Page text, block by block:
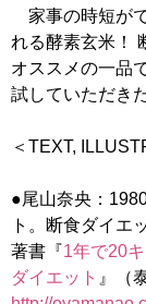
家事の時短が
れる酵素玄米！
オススメの一品
試していただき
＜TEXT,
●尾山奈央：
ト。断食ダイエ
著書『1年で20
ダイエット 』（